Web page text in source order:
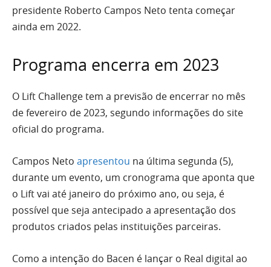
presidente Roberto Campos Neto tenta começar
ainda em 2022.
Programa encerra em 2023
O Lift Challenge tem a previsão de encerrar no mês
de fevereiro de 2023, segundo informações do site
oficial do programa.
Campos Neto apresentou na última segunda (5),
durante um evento, um cronograma que aponta que
o Lift vai até janeiro do próximo ano, ou seja, é
possível que seja antecipado a apresentação dos
produtos criados pelas instituições parceiras.
Como a intenção do Bacen é lançar o Real digital ao